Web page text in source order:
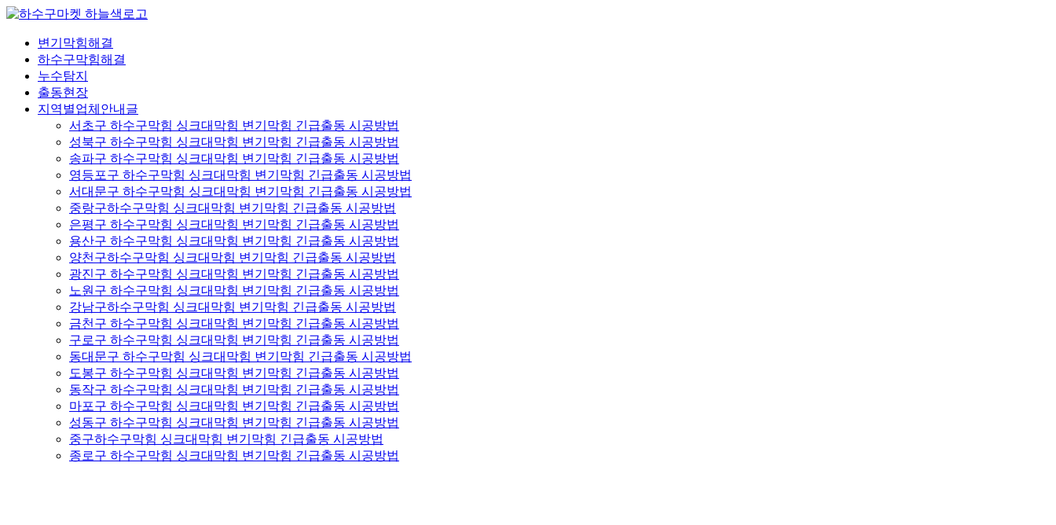
콘
변기막힘해결
하수구막힘해결
누수탐지
출동현장
지역별업체안내글
서초구 하수구막힘 싱크대막힘 변기막힘 긴급출동 시공방법
성북구 하수구막힘 싱크대막힘 변기막힘 긴급출동 시공방법
송파구 하수구막힘 싱크대막힘 변기막힘 긴급출동 시공방법
영등포구 하수구막힘 싱크대막힘 변기막힘 긴급출동 시공방법
서대문구 하수구막힘 싱크대막힘 변기막힘 긴급출동 시공방법
중랑구하수구막힘 싱크대막힘 변기막힘 긴급출동 시공방법
은평구 하수구막힘 싱크대막힘 변기막힘 긴급출동 시공방법
용산구 하수구막힘 싱크대막힘 변기막힘 긴급출동 시공방법
양천구하수구막힘 싱크대막힘 변기막힘 긴급출동 시공방법
광진구 하수구막힘 싱크대막힘 변기막힘 긴급출동 시공방법
노원구 하수구막힘 싱크대막힘 변기막힘 긴급출동 시공방법
강남구하수구막힘 싱크대막힘 변기막힘 긴급출동 시공방법
금천구 하수구막힘 싱크대막힘 변기막힘 긴급출동 시공방법
구로구 하수구막힘 싱크대막힘 변기막힘 긴급출동 시공방법
동대문구 하수구막힘 싱크대막힘 변기막힘 긴급출동 시공방법
도봉구 하수구막힘 싱크대막힘 변기막힘 긴급출동 시공방법
동작구 하수구막힘 싱크대막힘 변기막힘 긴급출동 시공방법
마포구 하수구막힘 싱크대막힘 변기막힘 긴급출동 시공방법
성동구 하수구막힘 싱크대막힘 변기막힘 긴급출동 시공방법
중구하수구막힘 싱크대막힘 변기막힘 긴급출동 시공방법
종로구 하수구막힘 싱크대막힘 변기막힘 긴급출동 시공방법